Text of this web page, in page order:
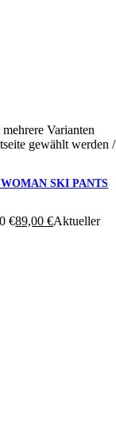
Varianten
gewählt werden/
SKI PANTS
€89,00€Aktueller